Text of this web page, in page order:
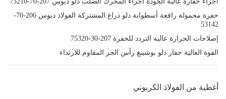
حفرة محمولة رافعة أسطوانة دلو ذراع المشتركة الفولاذ دبوس 206-70-
53142
إصلاحات الحرارة عالية التردد للحفرة 207-30-75320
القوة العالية حفار دلو بوشينغ رأس الجر المقاوم للارتداء
أغطية من الفولاذ الكربوني